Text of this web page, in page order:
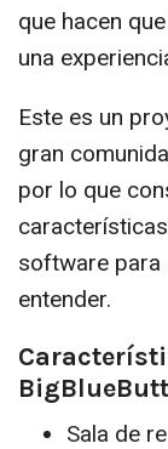
que hacen
una
Este es un
gran
por lo que
software para
entender.
Sala de